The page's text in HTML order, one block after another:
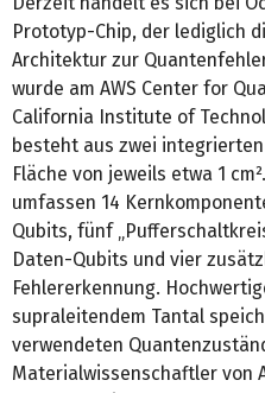
Prototyp-Chip, der lediglich
Architektur zur
wurde am AWS Center for
California Institute of
besteht aus zwei
Fläche von jeweils etwa 1
umfassen 14
Qubits, fünf
Daten-Qubits und vier
Fehlererkennung.
supraleitendem Tantal
verwendeten
Materialwissenschaftler von